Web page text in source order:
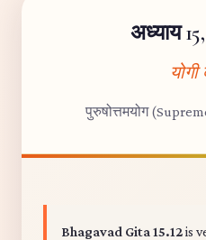
अध्याय
योगी
पुरुषोत्तमयोग
Bhagavad Gita 15.12is